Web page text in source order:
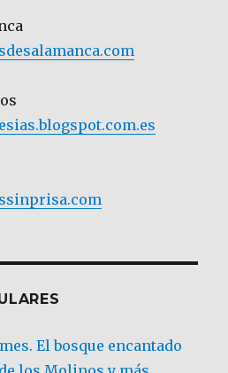
El bosque encantado